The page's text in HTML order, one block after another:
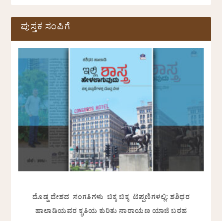
ಪುಸ್ತಕ ಸಂಪಿಗೆ
ದೊಡ್ಡ ದೇಶದ ಸಂಗತಿಗಳು ಚಿಕ್ಕ ಚಿಕ್ಕ ಟಿಪ್ಪಣಿಗಳಲ್ಲಿ: ಶಶಿಧರ
ಹಾಲಾಡಿಯವರ ಕೃತಿಯ ಕುರಿತು ನಾರಾಯಣ ಯಾಜಿ ಬರಹ